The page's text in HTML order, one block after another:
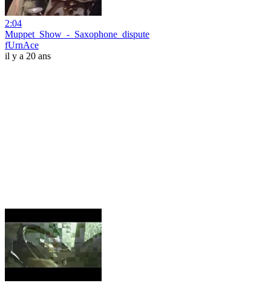
2:04
Muppet_Show_-_Saxophone_dispute
fUrnAce
il y a 20 ans